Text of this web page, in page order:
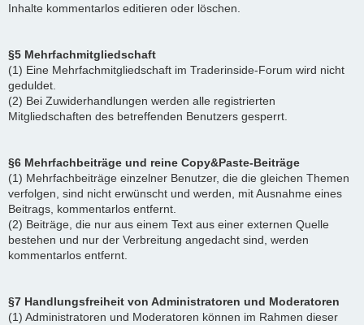
Inhalte kommentarlos editieren oder löschen.
§5 Mehrfachmitgliedschaft
(1) Eine Mehrfachmitgliedschaft im Traderinside-Forum wird nicht
geduldet.
(2) Bei Zuwiderhandlungen werden alle registrierten
Mitgliedschaften des betreffenden Benutzers gesperrt.
§6 Mehrfachbeiträge und reine Copy&Paste-Beiträge
(1) Mehrfachbeiträge einzelner Benutzer, die die gleichen Themen
verfolgen, sind nicht erwünscht und werden, mit Ausnahme eines
Beitrags, kommentarlos entfernt.
(2) Beiträge, die nur aus einem Text aus einer externen Quelle
bestehen und nur der Verbreitung angedacht sind, werden
kommentarlos entfernt.
§7 Handlungsfreiheit von Administratoren und Moderatoren
(1) Administratoren und Moderatoren können im Rahmen dieser